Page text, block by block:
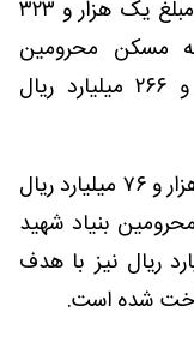
پوشش کمیته امداد امام خمینی (ره)، مبلغ یک هزار و ۳۲۳
مسکن محرومین
زیرپوشش سازمان بهزیستی ۳ هزار و ۲۶۶ میلیارد ریال
بر اساس این گزارش، همچنین مبلغ ۲ هزار و ۷۶ میلیارد ریال
بنیاد شهید
و ۴۳ هزار و ۴۳۶ میلیارد ریال نیز با هدف
شده است.